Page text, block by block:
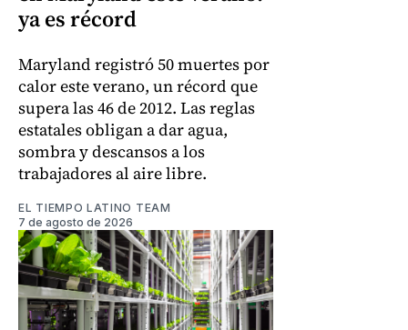
ya es récord
Maryland registró 50 muertes por
calor este verano, un récord que
supera las 46 de 2012. Las reglas
estatales obligan a dar agua,
sombra y descansos a los
trabajadores al aire libre.
EL TIEMPO LATINO TEAM
7 de agosto de 2026